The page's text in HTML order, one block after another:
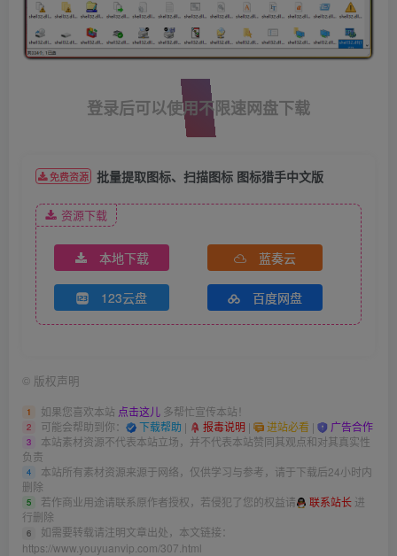
登录后可以使用不限速网盘下载
免费资源 批量提取图标、扫描图标 图标猎手中文版
资源下载
本地下载 蓝奏云
123云盘 百度网盘
© 版权声明
1 如果您喜欢本站 点击这儿 多帮忙宣传本站！
2 可能会帮助到你： 下载帮助 | 报毒说明 | 进站必看 | 广告合作
3
本站素材资源不代表本站立场，并不代表本站赞同其观点和对其真实性
负责
4
本站所有素材资源来源于网络，仅供学习与参考，请于下载后24小时内
删除
5 若作商业用途请联系原作者授权，若侵犯了您的权益请 联系站长 进
行删除
6
如需要转载请注明文章出处，本文链接：
https://www.youyuanvip.com/307.html